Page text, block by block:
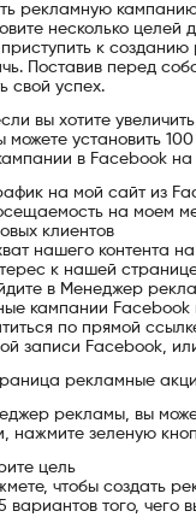
рекламную
несколько целей
к
Поставив перед
свой успех.
вы хотите
можете установить
в Facebook
на мой сайт из
на моем
клиентов
нашего контента
к нашей
в Менеджер
кампании
по прямой
записи Facebook,
рекламные
рекламы, вы
нажмите зеленую
цель
чтобы создать
вариантов того, чего